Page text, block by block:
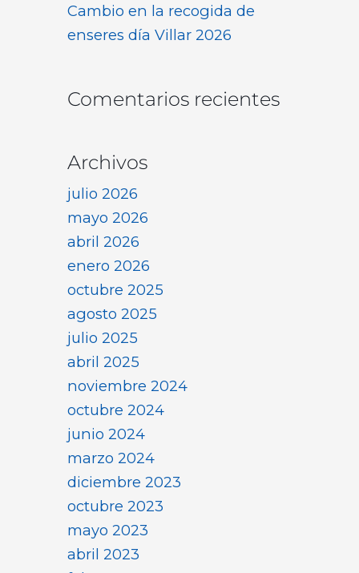
Cambio en la recogida de
enseres día Villar 2026
Comentarios recientes
Archivos
julio 2026
mayo 2026
abril 2026
enero 2026
octubre 2025
agosto 2025
julio 2025
abril 2025
noviembre 2024
octubre 2024
junio 2024
marzo 2024
diciembre 2023
octubre 2023
mayo 2023
abril 2023